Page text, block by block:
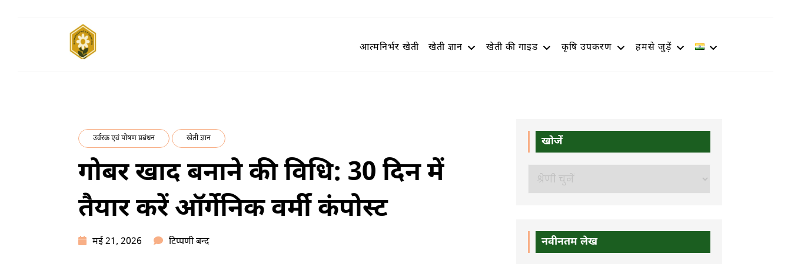
आत्मनिर्भर खेती खेती ज्ञान खेती की गाइड कृषि उपकरण हमसे जुड़ें
उर्वरक एवं पोषण प्रबंधन खेती ज्ञान
गोबर खाद बनाने की विधि: 30 दिन में
तैयार करें ऑर्गेनिक वर्मी कंपोस्ट
मई 21, 2026 टिप्पणी बन्दगोबर
खोजें
खोजें
नवीनतम लेख